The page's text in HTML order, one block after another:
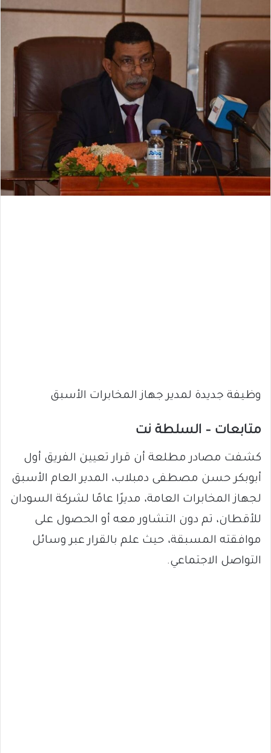
وظيفة جديدة لمدير جهاز المخابرات الأسبق
متابعات – السلطة نت
كشفت مصادر مطلعة أن قرار تعيين الفريق أول
أبوبكر حسن مصطفى دمبلاب، المدير العام الأسبق
لجهاز المخابرات العامة، مديرًا عامًا لشركة السودان
للأقطان، تم دون التشاور معه أو الحصول على
موافقته المسبقة، حيث علم بالقرار عبر وسائل
التواصل الاجتماعي.